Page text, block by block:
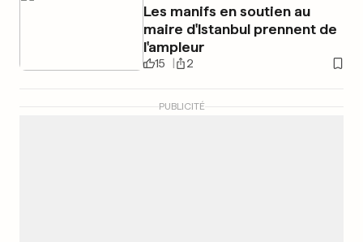
Les manifs en soutien au
maire d'Istanbul prennent de
l'ampleur
15 2
PUBLICITÉ